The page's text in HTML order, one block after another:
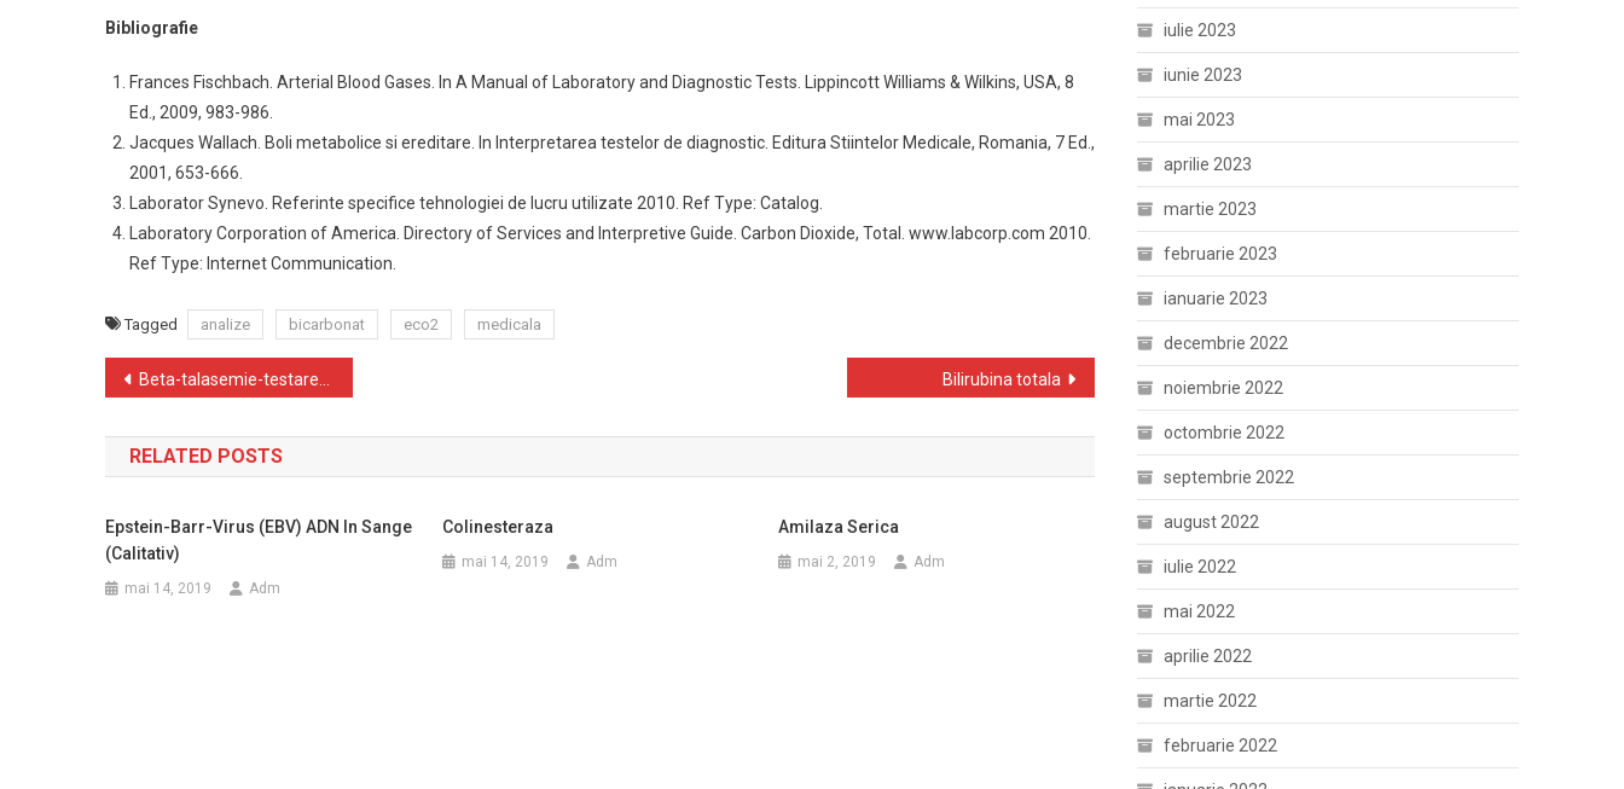
Bibliografie
Frances Fischbach. Arterial Blood Gases. In A Manual of Laboratory and Diagnostic Tests. Lippincott Williams & Wilkins, USA, 8
Ed., 2009, 983-986.
Jacques Wallach. Boli metabolice si ereditare. In Interpretarea testelor de diagnostic. Editura Stiintelor Medicale, Romania, 7 Ed.,
2001, 653-666.
Laborator Synevo. Referinte specifice tehnologiei de lucru utilizate 2010. Ref Type: Catalog.
Laboratory Corporation of America. Directory of Services and Interpretive Guide. Carbon Dioxide, Total. www.labcorp.com 2010.
Ref Type: Internet Communication.
Tagged analize bicarbonat eco2 medicala
Navigare
în
articole
Beta-talasemie-testare genetica HBB Bilirubina totala
RELATED POSTS
Epstein-Barr-Virus (EBV) ADN In Sange
(calitativ)
mai 14, 2019 Adm
Colinesteraza
mai 14, 2019 Adm
Amilaza Serica
mai 2, 2019 Adm
iulie 2023
iunie 2023
mai 2023
aprilie 2023
martie 2023
februarie 2023
ianuarie 2023
decembrie 2022
noiembrie 2022
octombrie 2022
septembrie 2022
august 2022
iulie 2022
mai 2022
aprilie 2022
martie 2022
februarie 2022